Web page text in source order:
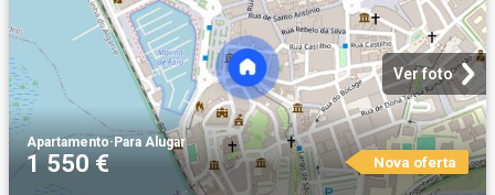
Ver foto
Apartamento· Para Alugar
1 550 € Nova oferta